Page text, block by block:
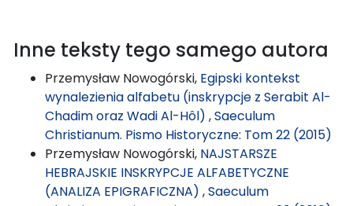
Inne teksty tego samego autora
Przemysław Nowogórski, Egipski kontekst
wynalezienia alfabetu (inskrypcje z Serabit Al-
Chadim oraz Wadi Al-Hôl) ,Saeculum
Christianum. Pismo Historyczne: Tom 22 (2015)
Przemysław Nowogórski, NAJSTARSZE
HEBRAJSKIE INSKRYPCJE ALFABETYCZNE
(ANALIZA EPIGRAFICZNA) ,Saeculum